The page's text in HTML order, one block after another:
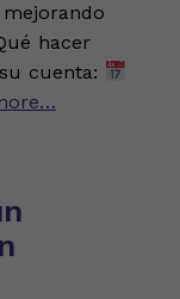
hacer
cuenta: